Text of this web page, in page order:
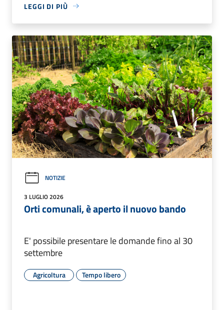
LEGGI DI PIÙ
NOTIZIE
3 LUGLIO 2026
Orti comunali, è aperto il nuovo bando
E' possibile presentare le domande fino al 30
settembre
Agricoltura Tempo libero